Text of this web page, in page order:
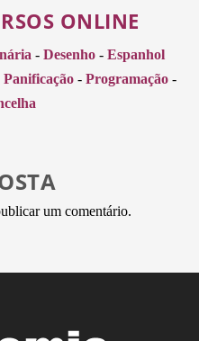
ONLINE
- Desenho- Espanhol
Panificação - Programação -
um comentário.